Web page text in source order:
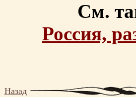
См.
Россия,
Назад